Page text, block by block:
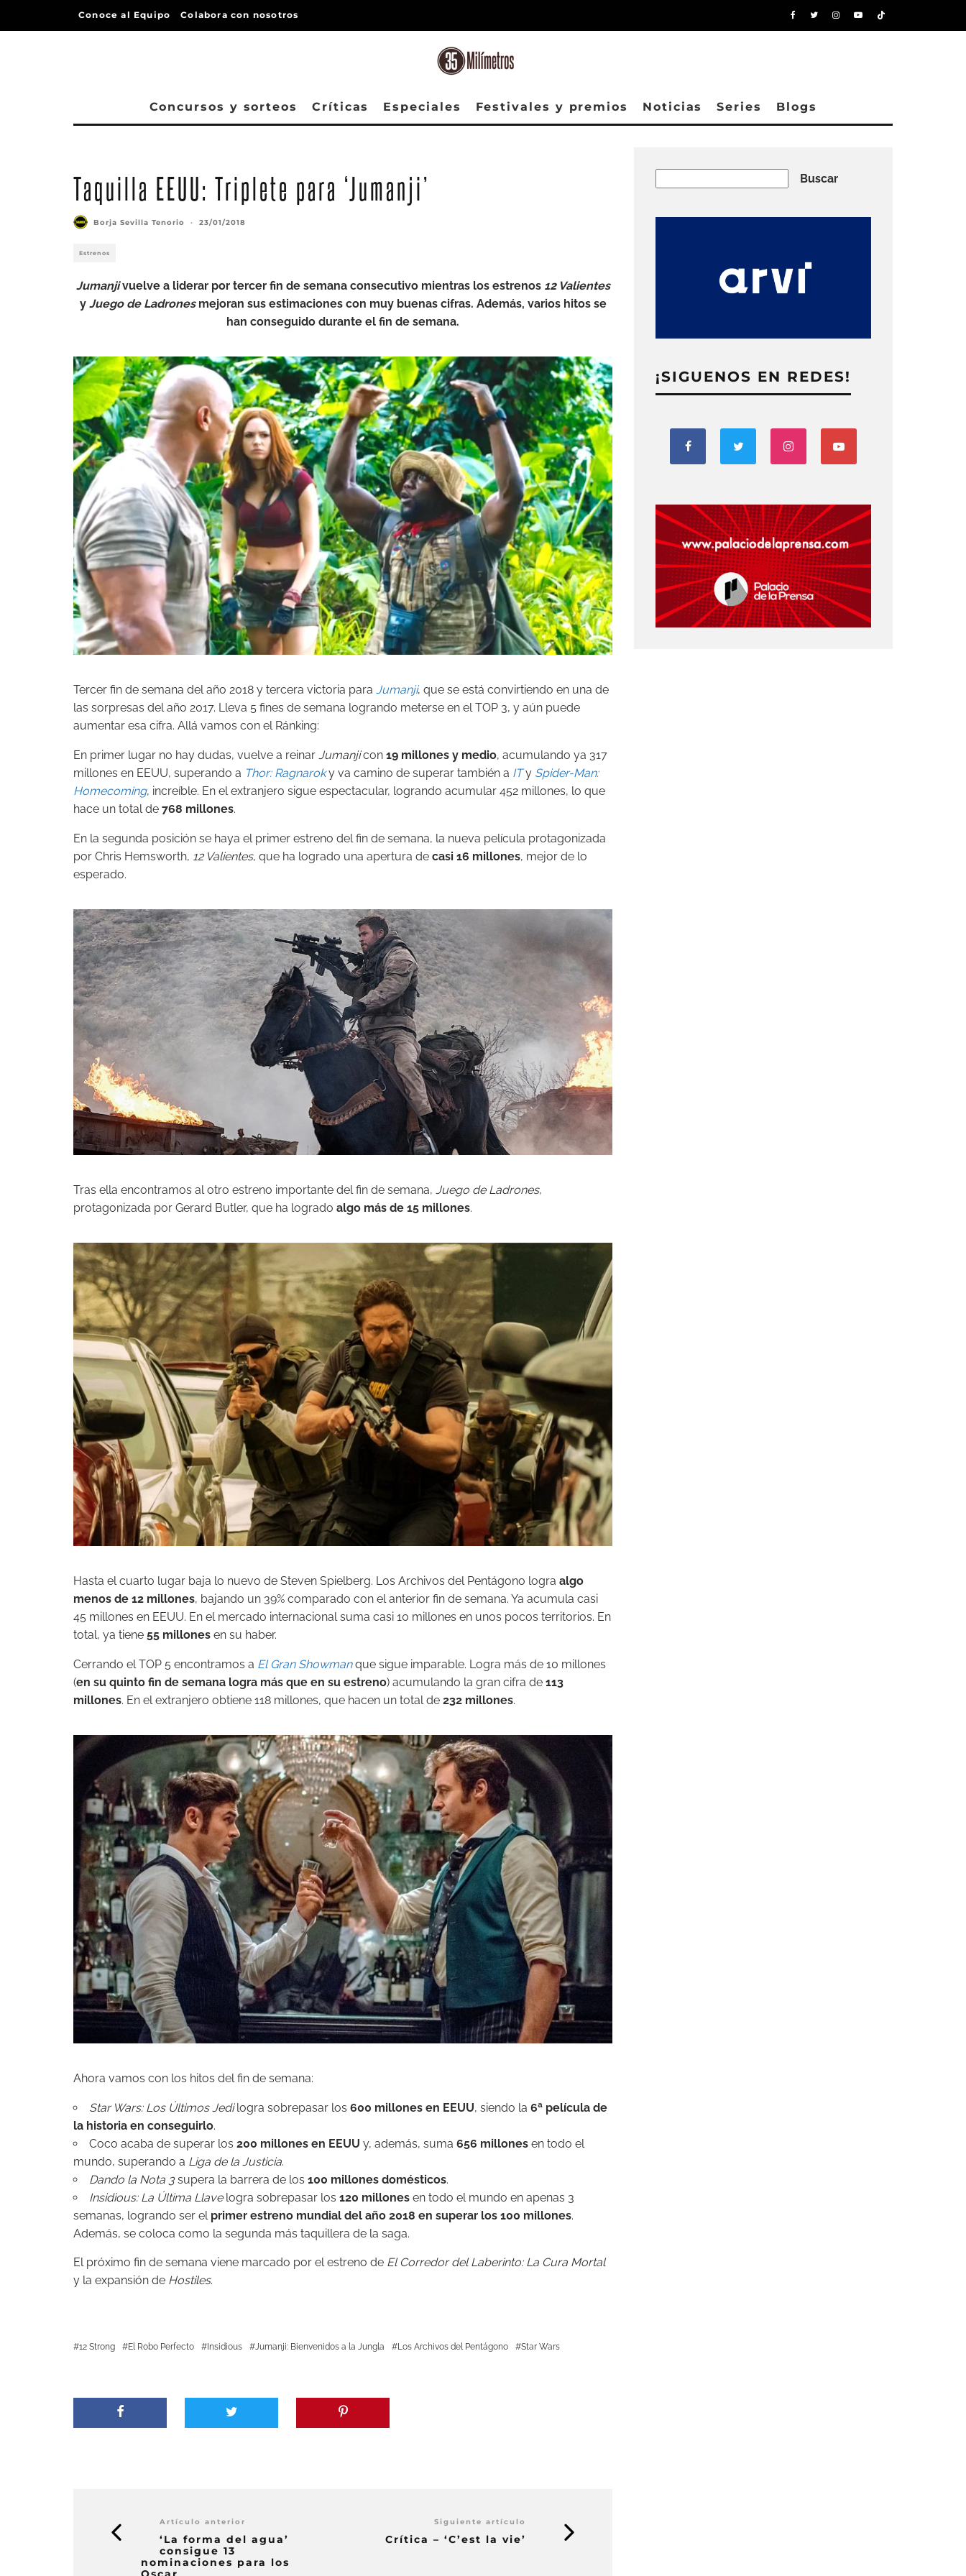
Conoce al Equipo Colabora con nosotros
Concursos y sorteos Críticas Especiales Festivales y premios Noticias Series Blogs
Taquilla EEUU: Triplete para ‘Jumanji’
Borja Sevilla Tenorio · 23/01/2018
Estrenos
Jumanjivuelve a liderar por tercer fin de semana consecutivo mientras los estrenos 12 Valientes
y Juego de Ladronesmejoran sus estimaciones con muy buenas cifras. Además, varios hitos se
han conseguido durante el fin de semana.
Tercer fin de semana del año 2018 y tercera victoria para Jumanji, que se está convirtiendo en una de
las sorpresas del año 2017. Lleva 5 fines de semana logrando meterse en el TOP 3, y aún puede
aumentar esa cifra. Allá vamos con el Ránking:
En primer lugar no hay dudas, vuelve a reinar Jumanjicon 19 millones y medio, acumulando ya 317
millones en EEUU, superando a Thor: Ragnaroky va camino de superar también a ITy Spider-Man:
Homecoming, increíble. En el extranjero sigue espectacular, logrando acumular 452 millones, lo que
hace un total de 768 millones.
En la segunda posición se haya el primer estreno del fin de semana, la nueva película protagonizada
por Chris Hemsworth, 12 Valientes, que ha logrado una apertura de casi 16 millones, mejor de lo
esperado.
Tras ella encontramos al otro estreno importante del fin de semana, Juego de Ladrones,
protagonizada por Gerard Butler, que ha logrado algo más de 15 millones.
Hasta el cuarto lugar baja lo nuevo de Steven Spielberg. Los Archivos del Pentágono logra algo
menos de 12 millones, bajando un 39% comparado con el anterior fin de semana. Ya acumula casi
45 millones en EEUU. En el mercado internacional suma casi 10 millones en unos pocos territorios. En
total, ya tiene 55 millones en su haber.
Cerrando el TOP 5 encontramos a El Gran Showmanque sigue imparable. Logra más de 10 millones
(en su quinto fin de semana logra más que en su estreno) acumulando la gran cifra de 113
millones. En el extranjero obtiene 118 millones, que hacen un total de 232 millones.
Ahora vamos con los hitos del fin de semana:
Star Wars: Los Últimos Jedilogra sobrepasar los 600 millones en EEUU, siendo la 6ª película de
la historia en conseguirlo.
Coco acaba de superar los 200 millones en EEUU y, además, suma 656 millones en todo el
mundo, superando a Liga de la Justicia.
Dando la Nota 3supera la barrera de los 100 millones domésticos.
Insidious: La Última Llavelogra sobrepasar los 120 millones en todo el mundo en apenas 3
semanas, logrando ser el primer estreno mundial del año 2018 en superar los 100 millones.
Además, se coloca como la segunda más taquillera de la saga.
El próximo fin de semana viene marcado por el estreno de El Corredor del Laberinto: La Cura Mortal
y la expansión de Hostiles.
12 Strong El Robo Perfecto Insidious Jumanji: Bienvenidos a la Jungla Los Archivos del Pentágono Star Wars
Artículo anterior
‘La forma del agua’
consigue 13
nominaciones para los
Siguiente artículo
Crítica – ‘C’est la vie’
Buscar
¡SIGUENOS EN REDES!